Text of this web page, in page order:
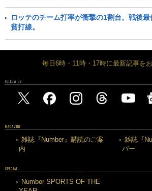
ロッテのチーム打率が衝撃の1割台。戦後
貧打線。
毎日6時・11時・17時に最新記事を
FOLLOW US
MAGAZINE
雑誌『Number』購読のご案
内
雑誌『
バー
SPECIAL
Number SPORTS OF THE